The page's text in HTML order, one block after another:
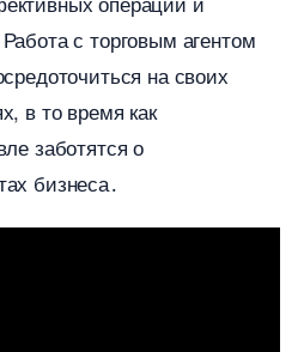
с торговым агентом
на своих
в то время как
заботятся о
бизнеса․